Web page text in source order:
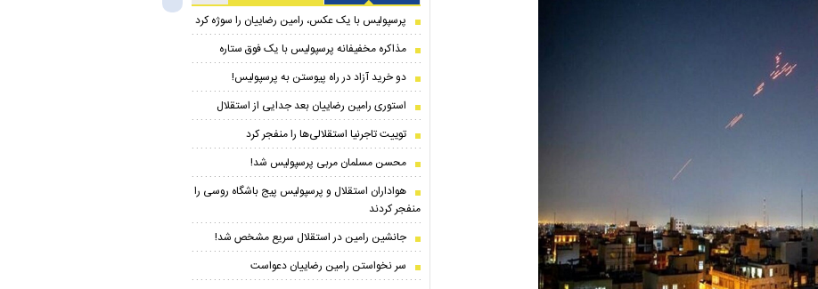
پرسپولیس با یک عکس، رامین رضاییان را سوژه کرد
مذاکره مخفیفانه پرسپولیس با یک فوق ستاره
دو خرید آزاد در راه پیوستن به پرسپولیس!
استوری رامین رضاییان بعد جدایی از استقلال
توییت تاجرنیا استقلالی‌ها را منفجر کرد
محسن مسلمان مربی پرسپولیس شد!
هواداران استقلال و پرسپولیس پیج باشگاه روسی را
منفجر کردند
جانشین رامین در استقلال سریع مشخص شد!
سر نخواستن رامین رضاییان دعواست